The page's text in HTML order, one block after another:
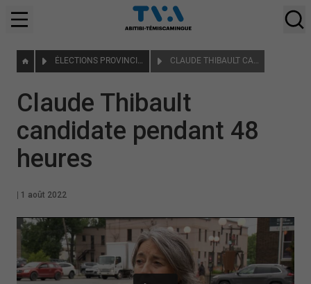
ÉLECTIONS PROVINCIALES 2022 CLAUDE THIBAULT CANDIDATE PENDANT 48 HEURES
Claude Thibault
candidate pendant 48
heures
1 août 2022